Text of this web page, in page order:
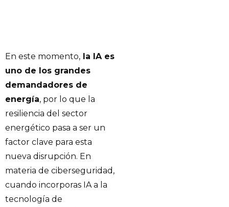
En este momento, la IA es
uno de los grandes
demandadores de
energía, por lo que la
resiliencia del sector
energético pasa a ser un
factor clave para esta
nueva disrupción. En
materia de ciberseguridad,
cuando incorporas IA a la
tecnología de